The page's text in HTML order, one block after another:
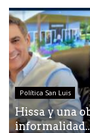
Política San Luis
Hissa y una